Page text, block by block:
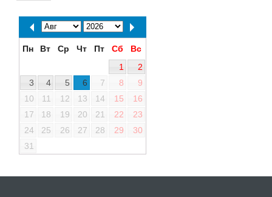
Пн Вт Ср Чт Пт Сб
Вс
1
2
3
4 5 6 7 8
9
10
11 12 13 14 15
16
17
18 19 20 21 22
23
24
25 26 27 28 29
30
31